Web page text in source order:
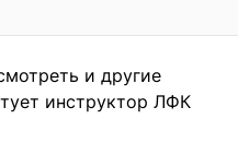
и другие
инструктор ЛФК